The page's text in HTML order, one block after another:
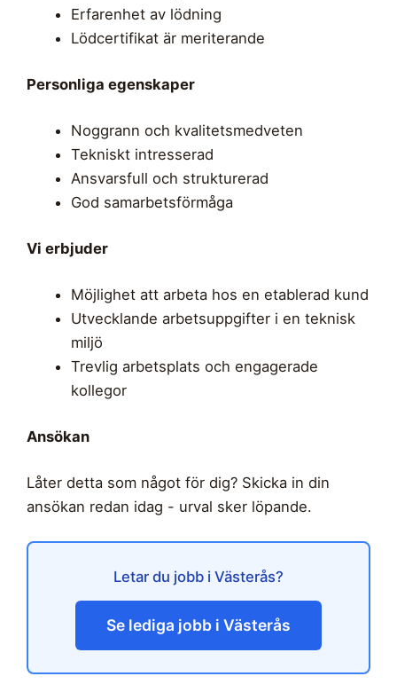
Erfarenhet av lödning
Lödcertifikat är meriterande
Personliga egenskaper
Noggrann och kvalitetsmedveten
Tekniskt intresserad
Ansvarsfull och strukturerad
God samarbetsförmåga
Vi erbjuder
Möjlighet att arbeta hos en etablerad kund
Utvecklande arbetsuppgifter i en teknisk
miljö
Trevlig arbetsplats och engagerade
kollegor
Ansökan
Låter detta som något för dig? Skicka in din
ansökan redan idag - urval sker löpande.
Letar du jobb i Västerås?
Se lediga jobb i Västerås